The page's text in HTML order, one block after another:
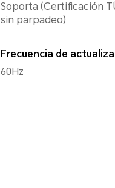
Soporta (Certificación
sin parpadeo)
Frecuencia de
60Hz